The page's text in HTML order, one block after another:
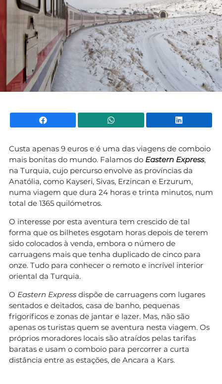
Facebook WhatsApp
Custa apenas 9 euros e é uma das viagens de comboio
mais bonitas do mundo. Falamos do Eastern Express,
na Turquia, cujo percurso envolve as províncias da
Anatólia, como Kayseri, Sivas, Erzincan e Erzurum,
numa viagem que dura 24 horas e trinta minutos, num
total de 1365 quilómetros.
O interesse por esta aventura tem crescido de tal
forma que os bilhetes esgotam horas depois de terem
sido colocados à venda, embora o número de
carruagens mais que tenha duplicado de cinco para
onze. Tudo para conhecer o remoto e incrível interior
oriental da Turquia.
O Eastern Express dispõe de carruagens com lugares
sentados e deitados, casa de banho, pequenas
frigoríficos e zonas de jantar e lazer. Mas, não são
apenas os turistas quem se aventura nesta viagem. Os
próprios moradores locais são atraídos pelas tarifas
baratas e usam o comboio para percorrer a curta
distância entre as estações, de Ancara a Kars.